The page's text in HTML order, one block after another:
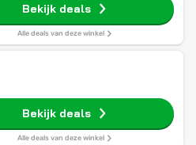
Bekijk deals
Alle deals van deze winkel
Bekijk deals
Alle deals van deze winkel